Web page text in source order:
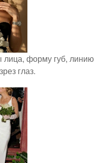
лица, форму губ, линию
глаз.